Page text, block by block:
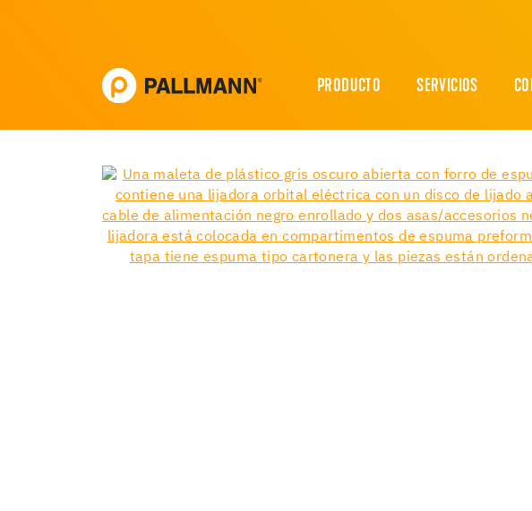
PRODUCTO SERVICIOS